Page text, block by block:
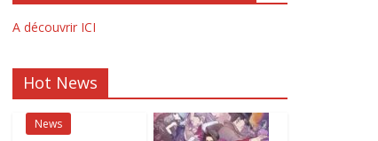
A découvrir ICI
Hot News
News